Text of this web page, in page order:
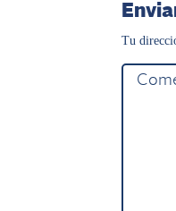
Tu